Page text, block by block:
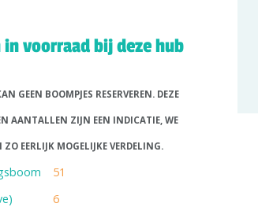
in voorraad bij deze hub
GEEN BOOMPJES RESERVEREN. DEZE
AANTALLEN ZIJN EEN INDICATIE, WE
ZO EERLIJK MOGELIJKE VERDELING.
51
6